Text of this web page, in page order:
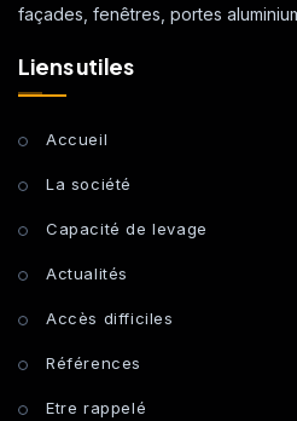
façades, fenêtres, portes
Liens utiles
Accueil
La société
Capacité de levage
Actualités
Accès difficiles
Références
Etre rappelé